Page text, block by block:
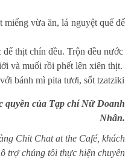
vừa ăn, lá nguyệt quế để
thịt chín đều. Trộn đều nước
và muối rồi phết lên xiên thịt.
bánh mì pita tươi, sốt tzatziki
quyền của Tạp chí Nữ Doanh
Nhân.
Chit Chat at the Café, khách
trợ chúng tôi thực hiện chuyên